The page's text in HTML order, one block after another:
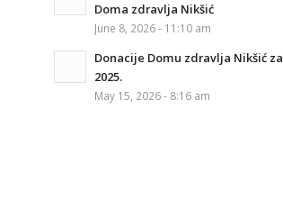
Doma zdravlja Nikšić
June 8, 2026 - 11:10 am
Donacije Domu zdravlja Nikšić za
2025.
May 15, 2026 - 8:16 am